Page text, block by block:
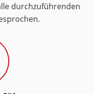
durchzuführenden